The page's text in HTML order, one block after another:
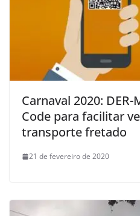
Carnaval 2020:
Code para facilitar
transporte fretado
21 de fevereiro de 2020